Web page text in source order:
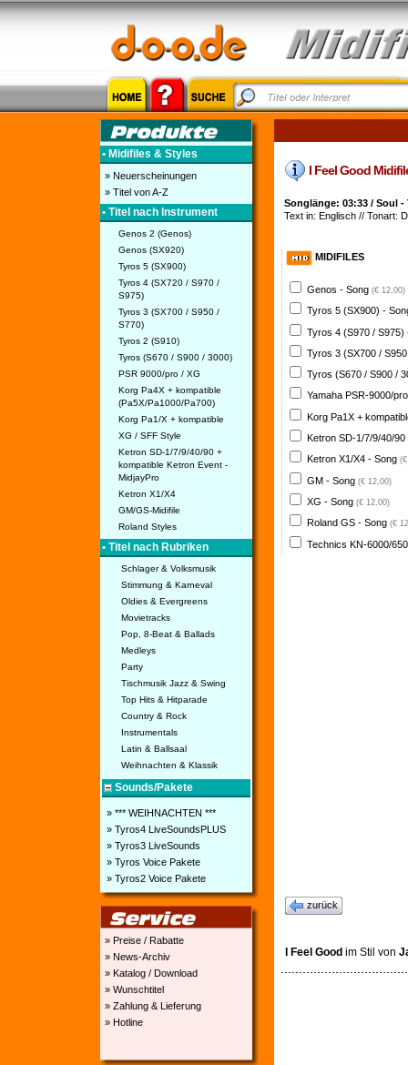
• Midifiles & Styles
» Neuerscheinungen
» Titel von A-Z
• Titel nach Instrument
Genos 2 (Genos)
Genos (SX920)
Tyros 5 (SX900)
Tyros 4 (SX720 / S970 /
S975)
Tyros 3 (SX700 / S950 /
S770)
Tyros 2 (S910)
Tyros (S670 / S900 / 3000)
PSR 9000/pro / XG
Korg Pa4X + kompatible
(Pa5X/Pa1000/Pa700)
Korg Pa1/X + kompatible
XG / SFF Style
Ketron SD-1/7/9/40/90 +
kompatible Ketron Event -
MidjayPro
Ketron X1/X4
GM/GS-Midifile
Roland Styles
• Titel nach Rubriken
Schlager & Volksmusik
Stimmung & Karneval
Oldies & Evergreens
Movietracks
Pop, 8-Beat & Ballads
Medleys
Party
Tischmusik Jazz & Swing
Top Hits & Hitparade
Country & Rock
Instrumentals
Latin & Ballsaal
Weihnachten & Klassik
Sounds/Pakete
» *** WEIHNACHTEN ***
» Tyros4 LiveSoundsPLUS
» Tyros3 LiveSounds
» Tyros Voice Pakete
» Tyros2 Voice Pakete
» Preise / Rabatte
» News-Archiv
» Katalog / Download
» Wunschtitel
» Zahlung & Lieferung
» Hotline
I Feel Good
Songlänge: 03:33 / Soul -
Text in: Englisch // Tonart: D
MIDIFILES
Genos - Song (€ 12,00)
Tyros 5 (SX900) -
Tyros 4 (S970 /
Tyros 3 (SX700 /
Tyros (S670 / S900 /
Yamaha PSR-9000/
Korg Pa1X +
Ketron SD-1/7/9/40/
Ketron X1/X4 - Song
GM - Song (€ 12,00)
XG - Song (€ 12,00)
Roland GS - Song (€
Technics KN-6000/
zurück
I Feel Good im Stil von